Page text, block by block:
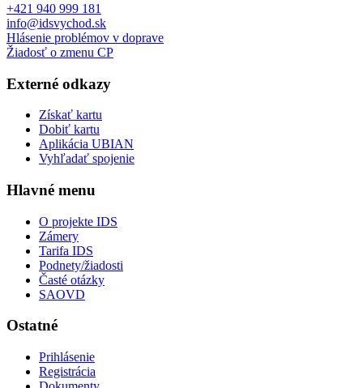
+421 940 999 181
info@idsvychod.sk
Hlásenie problémov v doprave
Žiadosť o zmenu CP
Externé odkazy
Získať kartu
Dobiť kartu
Aplikácia UBIAN
Vyhľadať spojenie
Hlavné menu
O projekte IDS
Zámery
Tarifa IDS
Podnety/žiadosti
Časté otázky
SAOVD
Ostatné
Prihlásenie
Registrácia